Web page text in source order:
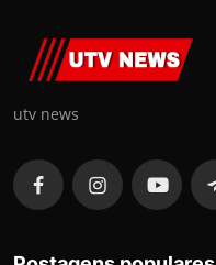
utv news